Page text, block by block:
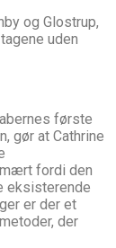
og Glostrup,
uden
første
gør at Cathrine
fordi den
eksisterende
er der et
der